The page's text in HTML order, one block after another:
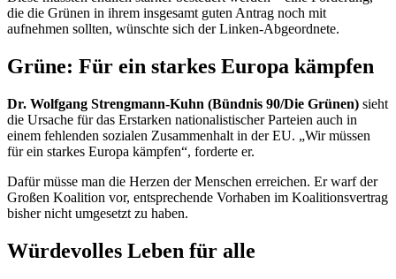
die die Grünen in ihrem insgesamt guten Antrag noch mit
aufnehmen sollten, wünschte sich der Linken-Abgeordnete.
Grüne: Für ein starkes Europa kämpfen
Dr. Wolfgang Strengmann-Kuhn (Bündnis 90/Die Grünen) sieht
die Ursache für das Erstarken nationalistischer Parteien auch in
einem fehlenden sozialen Zusammenhalt in der EU. „Wir müssen
für ein starkes Europa kämpfen“, forderte er.
Dafür müsse man die Herzen der Menschen erreichen. Er warf der
Großen Koalition vor, entsprechende Vorhaben im Koalitionsvertrag
bisher nicht umgesetzt zu haben.
Würdevolles Leben für alle